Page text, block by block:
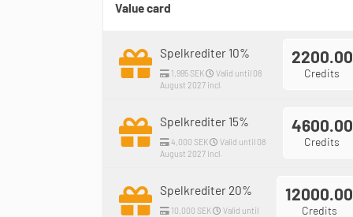
Value card
2200.00
Credits
Spelkrediter 10%
1,995 SEK
Valid until 08
August 2027 incl.
4600.00
Credits
Spelkrediter 15%
4,000 SEK
Valid until 08
August 2027 incl.
12000.00
Credits
Spelkrediter 20%
10,000 SEK
Valid until